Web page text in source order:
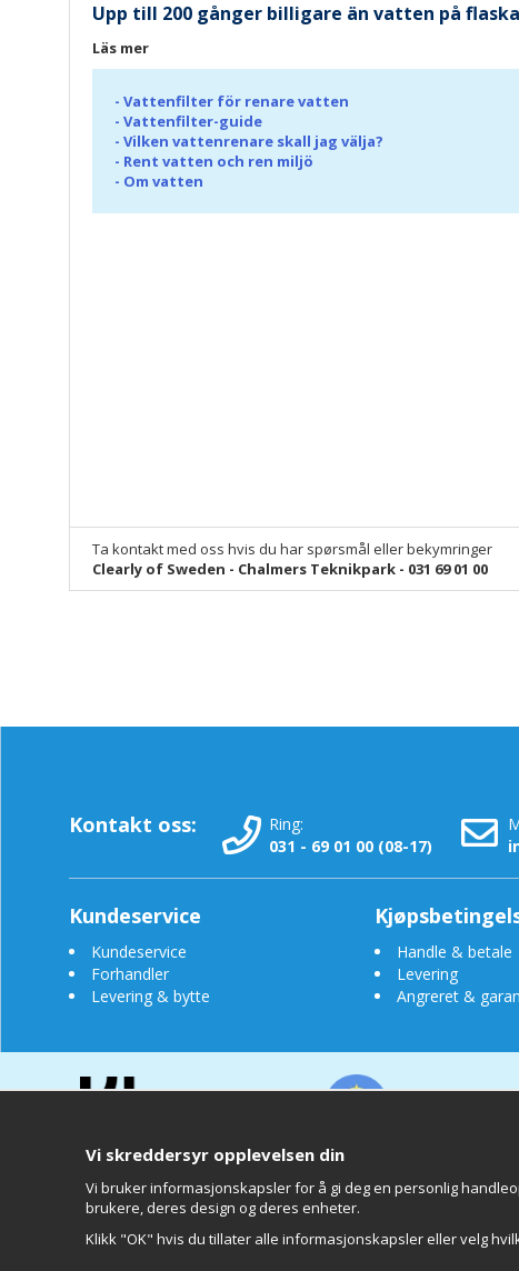
Upp till 200 gånger billigare än vatten på
Läs mer
- Vattenfilter för renare vatten
- Vattenfilter-guide
- Vilken vattenrenare skall jag välja?
- Rent vatten och ren miljö
- Om vatten
Ta kontakt med oss hvis du har spørsmål eller bekymringer
Clearly of Sweden - Chalmers Teknikpark - 031 69 01 00
Kontakt oss:
Ring:
031 - 69 01 00 (08-17)
Kundeservice
Kundeservice
Forhandler
Levering & bytte
Handle & betale
Levering
Angreret &
Clearly of
Vi skreddersyr opplevelsen din
Vi bruker informasjonskapsler for å gi deg en personlig
brukere, deres design og deres enheter.
Klikk "OK" hvis du tillater alle informasjonskapsler eller velg